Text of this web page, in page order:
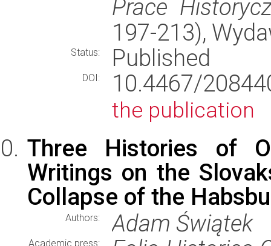
Prace
197-213),
Status: Published
DOI: 10.4467/
the publication
Three Histories of
Writings on the
Collapse of the
Authors: Adam Świątek
Academic press: